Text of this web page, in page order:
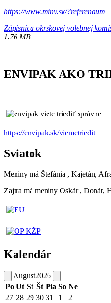
https://www.minv.sk/?referendum
Zápisnica okrskovej volebnej
1.76 MB
ENVIPAK AKO
https://envipak.sk/viemetriedit
Sviatok
Meniny má Štefánia , Kajetán,
Zajtra má meniny Oskár , Donát,
Kalendár
August2026
Po Ut St Št Pia So Ne
27 28 29 30 31 1
2